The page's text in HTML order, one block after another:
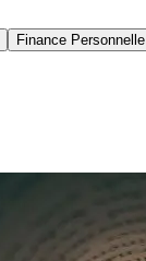
Finance Personnelle